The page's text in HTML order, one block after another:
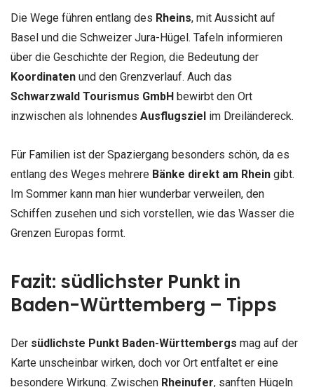
Die Wege führen entlang des Rheins, mit Aussicht auf
Basel und die Schweizer Jura-Hügel. Tafeln informieren
über die Geschichte der Region, die Bedeutung der
Koordinaten und den Grenzverlauf. Auch das
Schwarzwald Tourismus GmbH bewirbt den Ort
inzwischen als lohnendes Ausflugsziel im Dreiländereck.
Für Familien ist der Spaziergang besonders schön, da es
entlang des Weges mehrere Bänke direkt am Rhein gibt.
Im Sommer kann man hier wunderbar verweilen, den
Schiffen zusehen und sich vorstellen, wie das Wasser die
Grenzen Europas formt.
Fazit: südlichster Punkt in
Baden-Württemberg – Tipps
Der südlichste Punkt Baden-Württembergs mag auf der
Karte unscheinbar wirken, doch vor Ort entfaltet er eine
besondere Wirkung. Zwischen Rheinufer, sanften Hügeln